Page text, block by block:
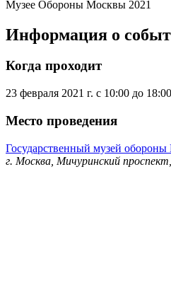
Музее Обороны Москвы 2021
Информация о
Когда проходит
23 февраля 2021 г. с 10:00 до 18:00
Место проведения
Государственный музей
г. Москва, Мичуринский